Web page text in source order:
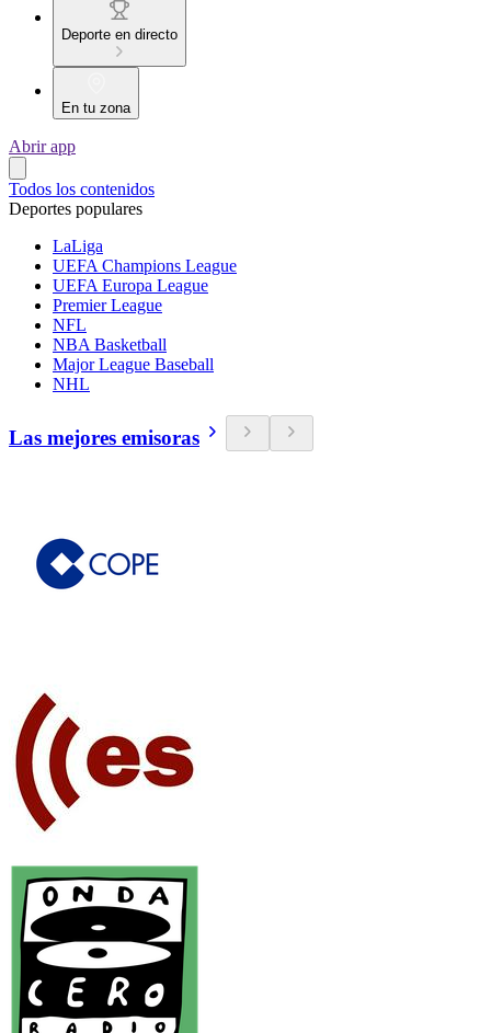
Deporte en directo
En tu zona
Abrir app
Todos los contenidos
Deportes populares
LaLiga
UEFA Champions League
UEFA Europa League
Premier League
NFL
NBA Basketball
Major League Baseball
NHL
Las mejores emisoras